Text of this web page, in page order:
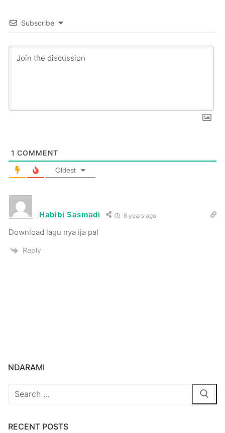
Subscribe
1 COMMENT
Oldest
Habibi Sasmadi 8 years ago
Download lagu nya ija pal
Reply
NDARAMI
Search
RECENT POSTS